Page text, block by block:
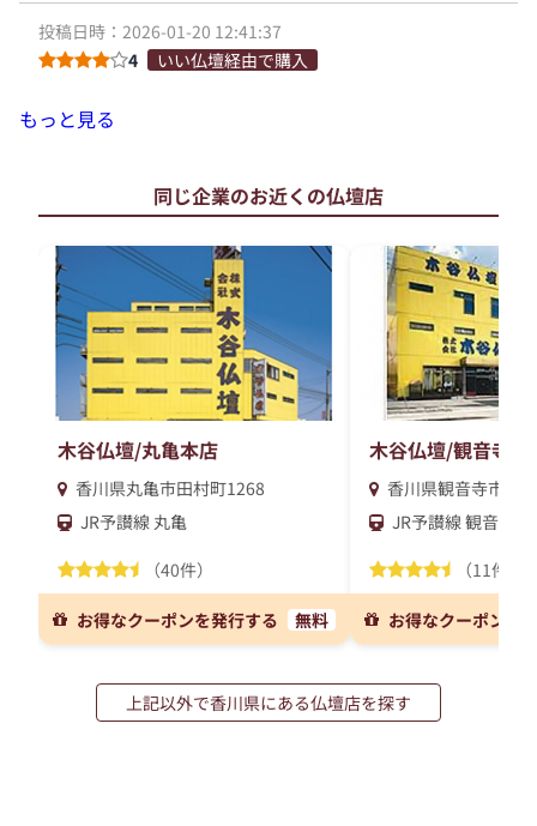
投稿日時：2026-01-20 12:41:37
4
いい仏壇経由で購入
もっと見る
同じ企業のお近くの仏壇店
木谷仏壇/丸亀本店
香川県丸亀市田村町1268
JR予讃線 丸亀
（40件）
お得なクーポンを発行する 無料
木谷仏壇/観音寺店
香川県観音寺市吉
JR予讃線 観音寺
（11件）
お得なクーポンを
上記以外で香川県にある仏壇店を探す